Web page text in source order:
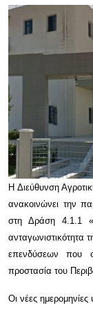
Η Διεύθυνση
ανακοινώνει την
στη Δράση 4.1.1
ανταγωνιστικότητα
επενδύσεων που
προστασία του
Οι νέες ημερομηνίες